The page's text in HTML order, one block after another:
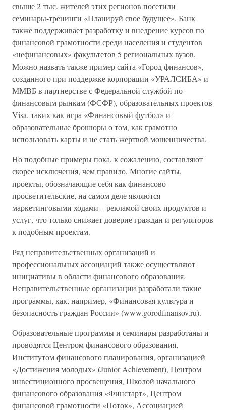
свыше 2 тыс. жителей этих регионов посетили
семинары-тренинги «Планируй свое будущее». Банк
также поддерживает разработку и внедрение курсов по
финансовой грамотности среди населения и студентов
«нефинансовых» факультетов 5 региональных вузов.
Можно назвать также пример сайта «Город финансов»,
созданного при поддержке корпорации «УРАЛСИБА» и
ММВБ в партнерстве с Федеральной службой по
финансовым рынкам (ФСФР), образовательных проектов
Visa, таких как игра «Финансовый футбол» и
образовательные брошюры о том, как грамотно
использовать карты и не стать жертвой мошенничества.
Но подобные примеры пока, к сожалению, составляют
скорее исключения, чем правило. Многие сайты,
проекты, обозначающие себя как финансово
просветительские, на самом деле являются
маркетинговыми ходами – рекламой своих продуктов и
услуг, что только снижает доверие граждан и регуляторов
к подобным проектам.
Ряд неправительственных организаций и
профессиональных ассоциаций также осуществляют
инициативы в области финансового образования.
Неправительственные организации разработали такие
программы, как, например, «Финансовая культура и
безопасность граждан России» (www.gorodfinansov.ru).
Образовательные программы и семинары разработаны и
проводятся Центром финансового образования,
Институтом финансового планирования, организацией
«Достижения молодых» (Junior Achievement), Центром
инвестиционного просвещения, Школой начального
финансового образования «Финстарт», Центром
финансовой грамотности «Поток», Ассоциацией